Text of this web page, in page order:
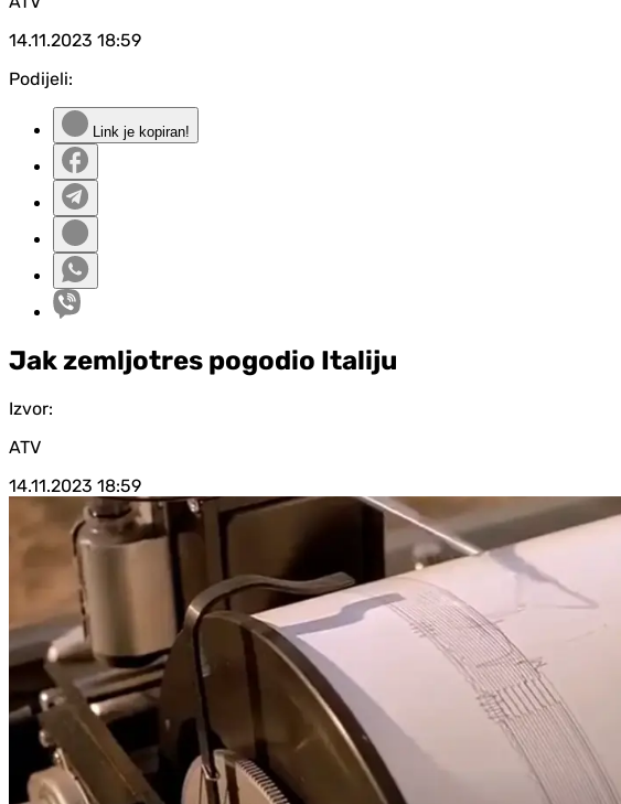
14.11.2023 18:59
Podijeli:
Link je kopiran!
Jak zemljotres pogodio Italiju
Izvor:
ATV
14.11.2023 18:59